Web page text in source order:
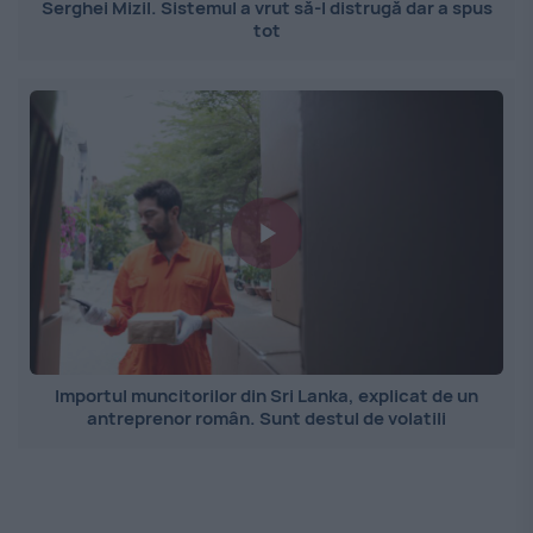
Serghei Mizil. Sistemul a vrut să-l distrugă dar a spus
tot
Importul muncitorilor din Sri Lanka, explicat de un
antreprenor român. Sunt destul de volatili